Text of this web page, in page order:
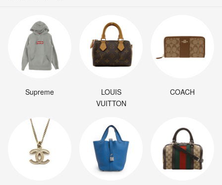
Supreme
LOUIS
VUITTON
COACH